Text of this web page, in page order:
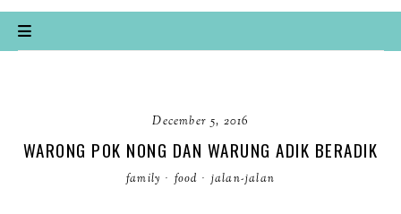
December 5, 2016
WARONG POK NONG DAN WARUNG ADIK BERADIK
family · food · jalan-jalan